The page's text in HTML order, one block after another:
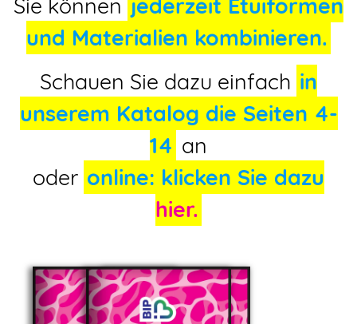
Sie können jederzeit Etuiformen
und Materialien kombinieren.
Schauen Sie dazu einfach in
unserem Katalog die Seiten 4-
14 an
oder online: klicken Sie dazu
hier.